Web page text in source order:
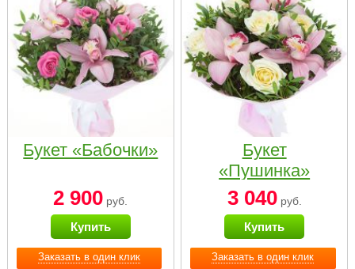
Заказать в один клик
Букет «Бабочки»
2 900 руб.
Купить
Заказать в один клик
Букет
«Пушинка»
3 040руб.
Купить